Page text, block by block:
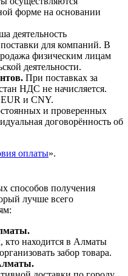
форме на основании
деятельность
для компаний. В
физическим лицам
деятельности.
При поставках за
НДС не начисляется.
и CNY.
и проверенных
договорённость об
оплаты».
способов получения
лучше всего
кто находится в Алматы
забор товара.